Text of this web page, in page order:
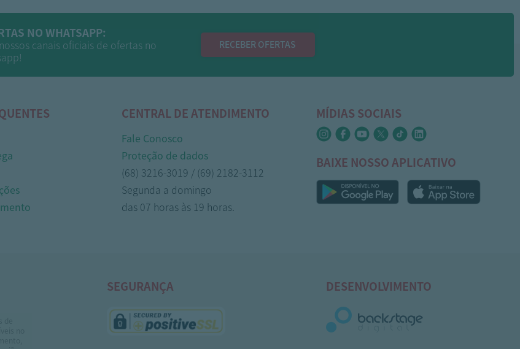
NO WHATSAPP:
canais oficiais de ofertas no
RECEBER OFERTAS
CENTRAL DE ATENDIMENTO
Fale Conosco
Proteção de dados
(68) 3216-3019 / (69) 2182-3112
Segunda a domingo
das 07 horas às 19 horas.
MÍDIAS SOCIAIS
BAIXE NOSSO APLICATIVO
SEGURANÇA DESENVOLVIMENTO